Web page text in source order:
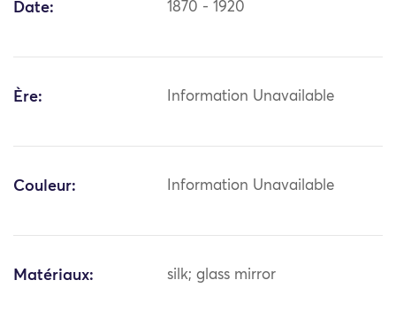
Date: 1870 - 1920
Ère: Information Unavailable
Couleur: Information Unavailable
Matériaux: silk; glass mirror